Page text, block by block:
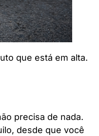
que está em alta.
precisa de nada.
desde que você